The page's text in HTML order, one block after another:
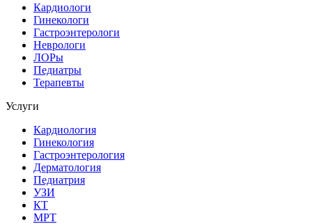
Кардиологи
Гинекологи
Гастроэнтерологи
Неврологи
ЛОРы
Педиатры
Терапевты
Услуги
Кардиология
Гинекология
Гастроэнтерология
Дерматология
Педиатрия
УЗИ
КТ
МРТ